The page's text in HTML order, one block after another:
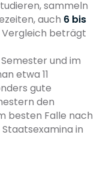
sammeln
auch 6 bis
Vergleich beträgt
und im
etwa 11
gute
den
besten Falle nach
in